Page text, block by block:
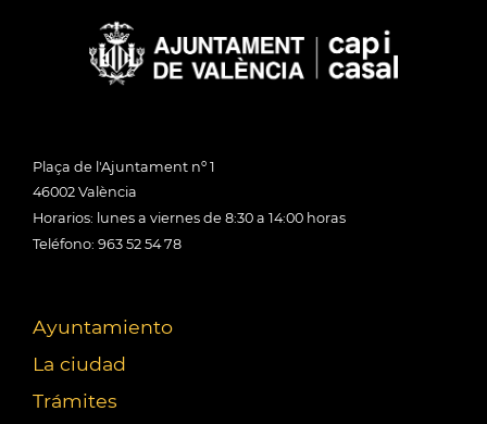
Plaça de l'Ajuntament nº 1
46002 València
Horarios: lunes a viernes de 8:30 a 14:00 horas
Teléfono: 963 52 54 78
Ayuntamiento
La ciudad
Trámites